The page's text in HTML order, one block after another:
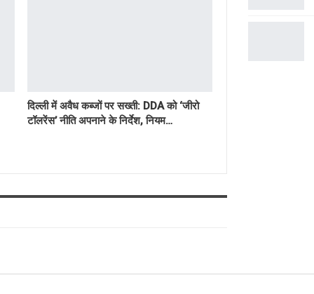
दिल्ली में अवैध कब्जों पर सख्ती: DDA को ‘जीरो
टॉलरेंस’ नीति अपनाने के निर्देश, नियम…